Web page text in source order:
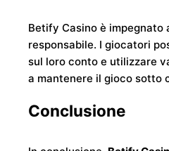
Betify Casino è impegnato
responsabile. I giocatori
sul loro conto e utilizzare
a mantenere il gioco sotto
Conclusione